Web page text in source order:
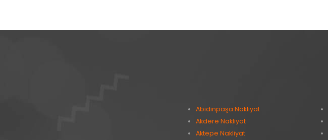
Abidinpaşa Nakliyat
Akdere Nakliyat
Aktepe Nakliyat